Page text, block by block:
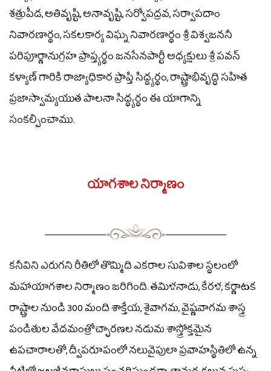
శత్రుపీడ, అతివృష్టి, అనావృష్టి, సర్వోపద్రవ, సర్వాపదాం
నివారణార్థం, సకలకార్య విఘ్న నివారణార్థం శ్రీ విశ్వజననీ
పరిపూర్ణానుగ్రహ ప్రాప్త్యర్థం జనసేనపార్టీ అధ్యక్షులు శ్రీ పవన్
కళ్యాణ్ గారికి రాజ్యాధికార ప్రాప్తి సిద్ద్యర్థం, రాష్ట్రాభివృద్ధి సహిత
ప్రజాస్వామ్యయుత పాలనా సిద్ధ్యర్ధం ఈ యాగాన్ని
సంకల్పించాము.
యాగశాల నిర్మాణం
కనీవిని ఎరుగని రీతిలో తొమ్మిది ఎకరాల సువిశాల స్థలంలో
మహాయాగశాల నిర్మాణం జరిగింది. తమిళనాడు, కేరళ, కర్ణాటక
రాష్ట్రాల నుండి 300 మంది శాక్తేయ, శైవాగమ, వైష్ణవాగమ శాస్త్ర
పండితుల వేదమంత్రోచ్ఛారణల నడుమ శాస్త్రోక్తమైన
ఉపచారాలతో, ద్వీపరూపంలో నలువైపులా ప్రవాహస్థితిలో ఉన్న